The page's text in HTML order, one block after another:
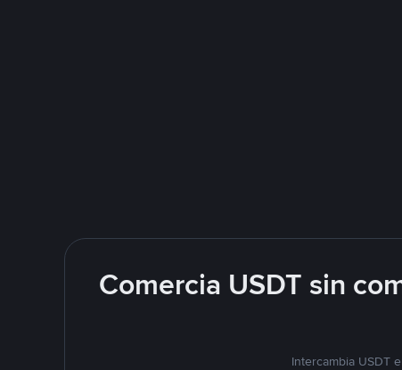
Comercia USDT sin
Intercambia USDT